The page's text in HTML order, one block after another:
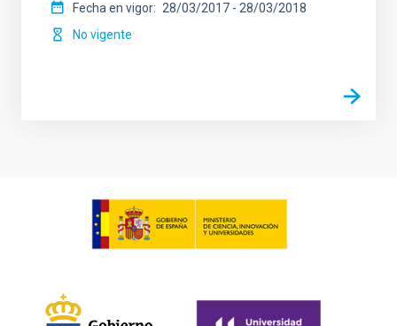
Fecha en vigor 28/03/2017 - 28/03/2018
No vigente